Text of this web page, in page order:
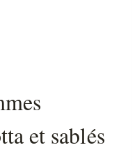
et sablés